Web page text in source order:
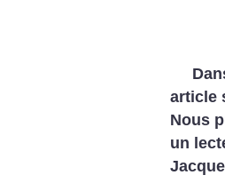
article
Nous
un